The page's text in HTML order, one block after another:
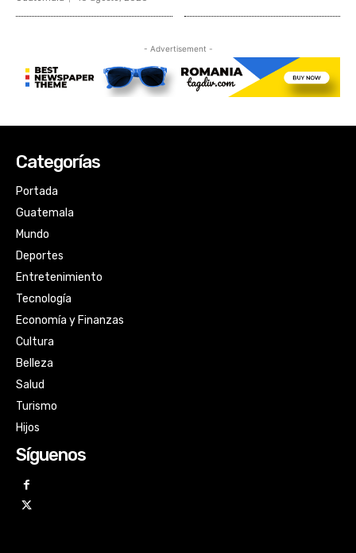
Categorías
Portada
Guatemala
Mundo
Deportes
Entretenimiento
Tecnología
Economía y Finanzas
Cultura
Belleza
Salud
Turismo
Hijos
Síguenos